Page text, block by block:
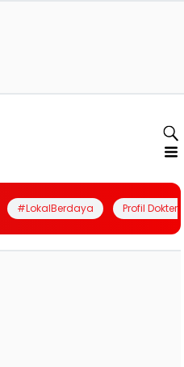
#LokalBerdaya Profil Dokter